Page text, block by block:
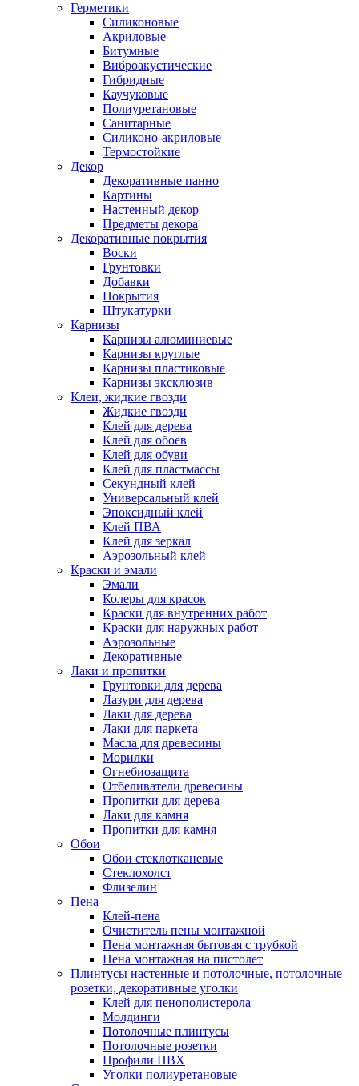
Герметики
Силиконовые
Акриловые
Битумные
Виброакустические
Гибридные
Каучуковые
Полиуретановые
Санитарные
Силиконо-акриловые
Термостойкие
Декор
Декоративные панно
Картины
Настенный декор
Предметы декора
Декоративные покрытия
Воски
Грунтовки
Добавки
Покрытия
Штукатурки
Карнизы
Карнизы алюминиевые
Карнизы круглые
Карнизы пластиковые
Карнизы эксклюзив
Клеи, жидкие гвозди
Жидкие гвозди
Клей для дерева
Клей для обоев
Клей для обуви
Клей для пластмассы
Секундный клей
Универсальный клей
Эпоксидный клей
Клей ПВА
Клей для зеркал
Аэрозольный клей
Краски и эмали
Эмали
Колеры для красок
Краски для внутренних работ
Краски для наружных работ
Аэрозольные
Декоративные
Лаки и пропитки
Грунтовки для дерева
Лазури для дерева
Лаки для дерева
Лаки для паркета
Масла для древесины
Морилки
Огнебиозащита
Отбеливатели древесины
Пропитки для дерева
Лаки для камня
Пропитки для камня
Обои
Обои стеклотканевые
Стеклохолст
Флизелин
Пена
Клей-пена
Очиститель пены монтажной
Пена монтажная бытовая с трубкой
Пена монтажная на пистолет
Плинтусы настенные и потолочные, потолочные
розетки, декоративные уголки
Клей для пенополистерола
Молдинги
Потолочные плинтусы
Потолочные розетки
Профили ПВХ
Уголки полиуретановые